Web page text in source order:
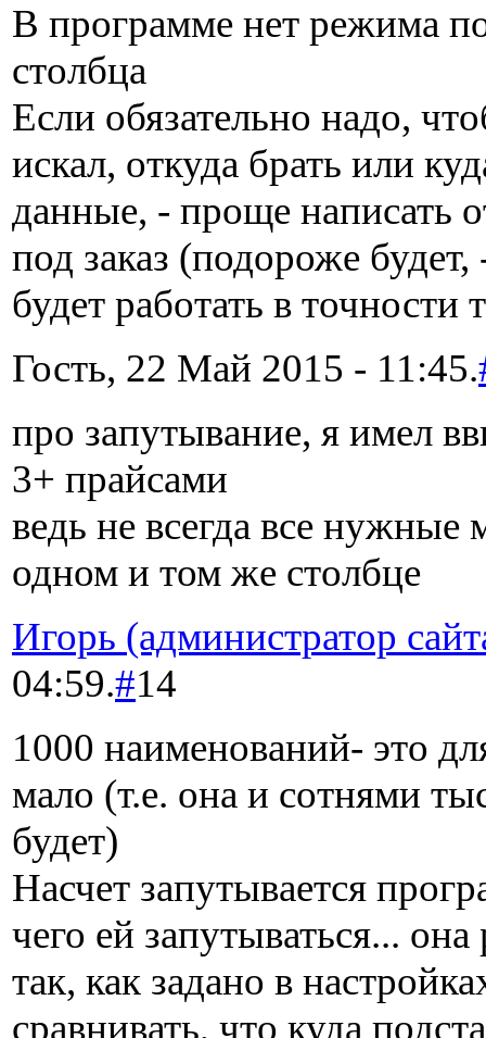
В программе нет режима
столбца
Если обязательно надо,
искал, откуда брать или
данные, - проще написать
под заказ (подороже
будет работать в
Гость, 22 Май 2015 - 11:45.
про запутывание, я имел
3+ прайсами
ведь не всегда все нужные
одном и том же столбце
Игорь (администратор
04:59.#14
1000 наименований- это
мало (т.е. она и сотнями
будет)
Насчет запутывается
чего ей запутываться...
так, как задано в
сравнивать, что куда